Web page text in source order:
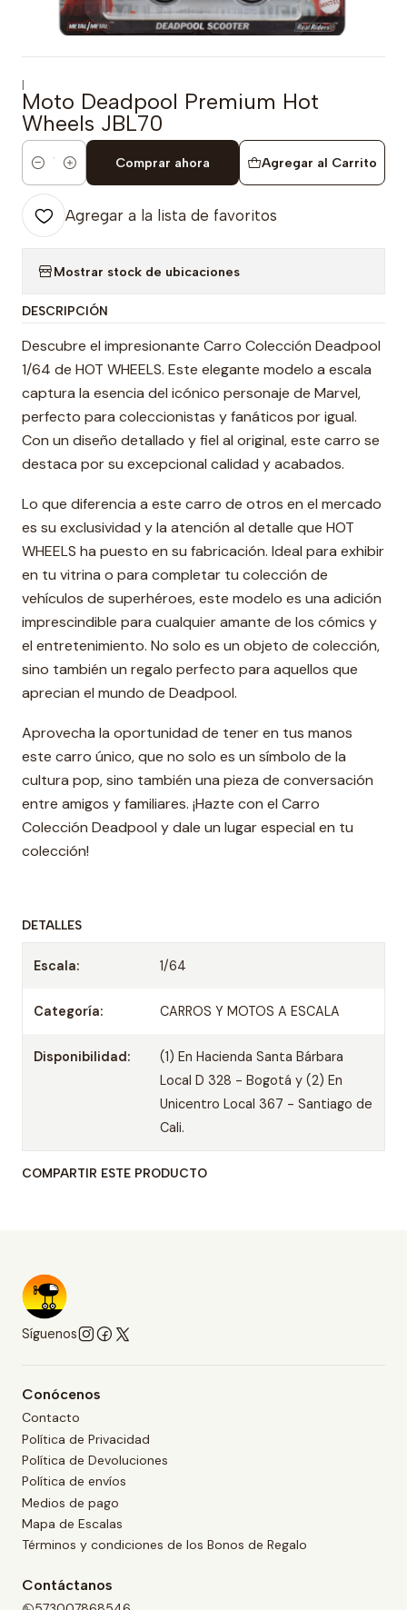
|
Moto Deadpool Premium Hot
Wheels JBL70
Cantidad
Agregar al Carrito
Comprar ahora
Agregar a la lista de favoritos
Mostrar stock de ubicaciones
DESCRIPCIÓN
Descubre el impresionante Carro Colección Deadpool
1/64 de HOT WHEELS. Este elegante modelo a escala
captura la esencia del icónico personaje de Marvel,
perfecto para coleccionistas y fanáticos por igual.
Con un diseño detallado y fiel al original, este carro se
destaca por su excepcional calidad y acabados.
Lo que diferencia a este carro de otros en el mercado
es su exclusividad y la atención al detalle que HOT
WHEELS ha puesto en su fabricación. Ideal para exhibir
en tu vitrina o para completar tu colección de
vehículos de superhéroes, este modelo es una adición
imprescindible para cualquier amante de los cómics y
el entretenimiento. No solo es un objeto de colección,
sino también un regalo perfecto para aquellos que
aprecian el mundo de Deadpool.
Aprovecha la oportunidad de tener en tus manos
este carro único, que no solo es un símbolo de la
cultura pop, sino también una pieza de conversación
entre amigos y familiares. ¡Hazte con el Carro
Colección Deadpool y dale un lugar especial en tu
colección!
DETALLES
Escala: 1/64
Categoría: CARROS Y MOTOS A ESCALA
Disponibilidad:
(1) En Hacienda Santa Bárbara
Local D 328 - Bogotá y (2) En
Unicentro Local 367 - Santiago de
Cali.
COMPARTIR ESTE PRODUCTO
Síguenos
Conócenos
Contacto
Política de Privacidad
Política de Devoluciones
Política de envíos
Medios de pago
Mapa de Escalas
Términos y condiciones de los Bonos de Regalo
Contáctanos